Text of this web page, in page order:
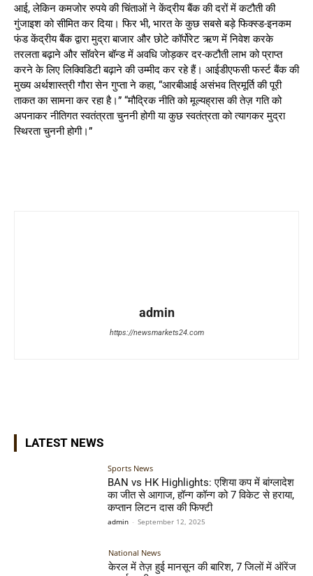
आई, लेकिन कमजोर रुपये की चिंताओं ने केंद्रीय बैंक की दरों में कटौती की
गुंजाइश को सीमित कर दिया। फिर भी, भारत के कुछ सबसे बड़े फिक्स्ड-इनकम
फंड केंद्रीय बैंक द्वारा मुद्रा बाजार और छोटे कॉर्पोरेट ऋण में निवेश करके
तरलता बढ़ाने और सॉवरेन बॉन्ड में अवधि जोड़कर दर-कटौती लाभ को प्राप्त
करने के लिए लिक्विडिटी बढ़ाने की उम्मीद कर रहे हैं। आईडीएफसी फर्स्ट बैंक की
मुख्य अर्थशास्त्री गौरा सेन गुप्ता ने कहा, “आरबीआई असंभव त्रिमूर्ति की पूरी
ताकत का सामना कर रहा है।” “मौद्रिक नीति को मूल्यह्रास की तेज़ गति को
अपनाकर नीतिगत स्वतंत्रता चुननी होगी या कुछ स्वतंत्रता को त्यागकर मुद्रा
स्थिरता चुननी होगी।”
admin
https://newsmarkets24.com
LATEST NEWS
Sports News
BAN vs HK Highlights: एशिया कप में बांग्लादेश
का जीत से आगाज, हॉन्ग कॉन्ग को 7 विकेट से हराया,
कप्तान लिटन दास की फिफ्टी
admin - September 12, 2025
National News
केरल में तेज़ हुई मानसून की बारिश, 7 जिलों में ऑरेंज